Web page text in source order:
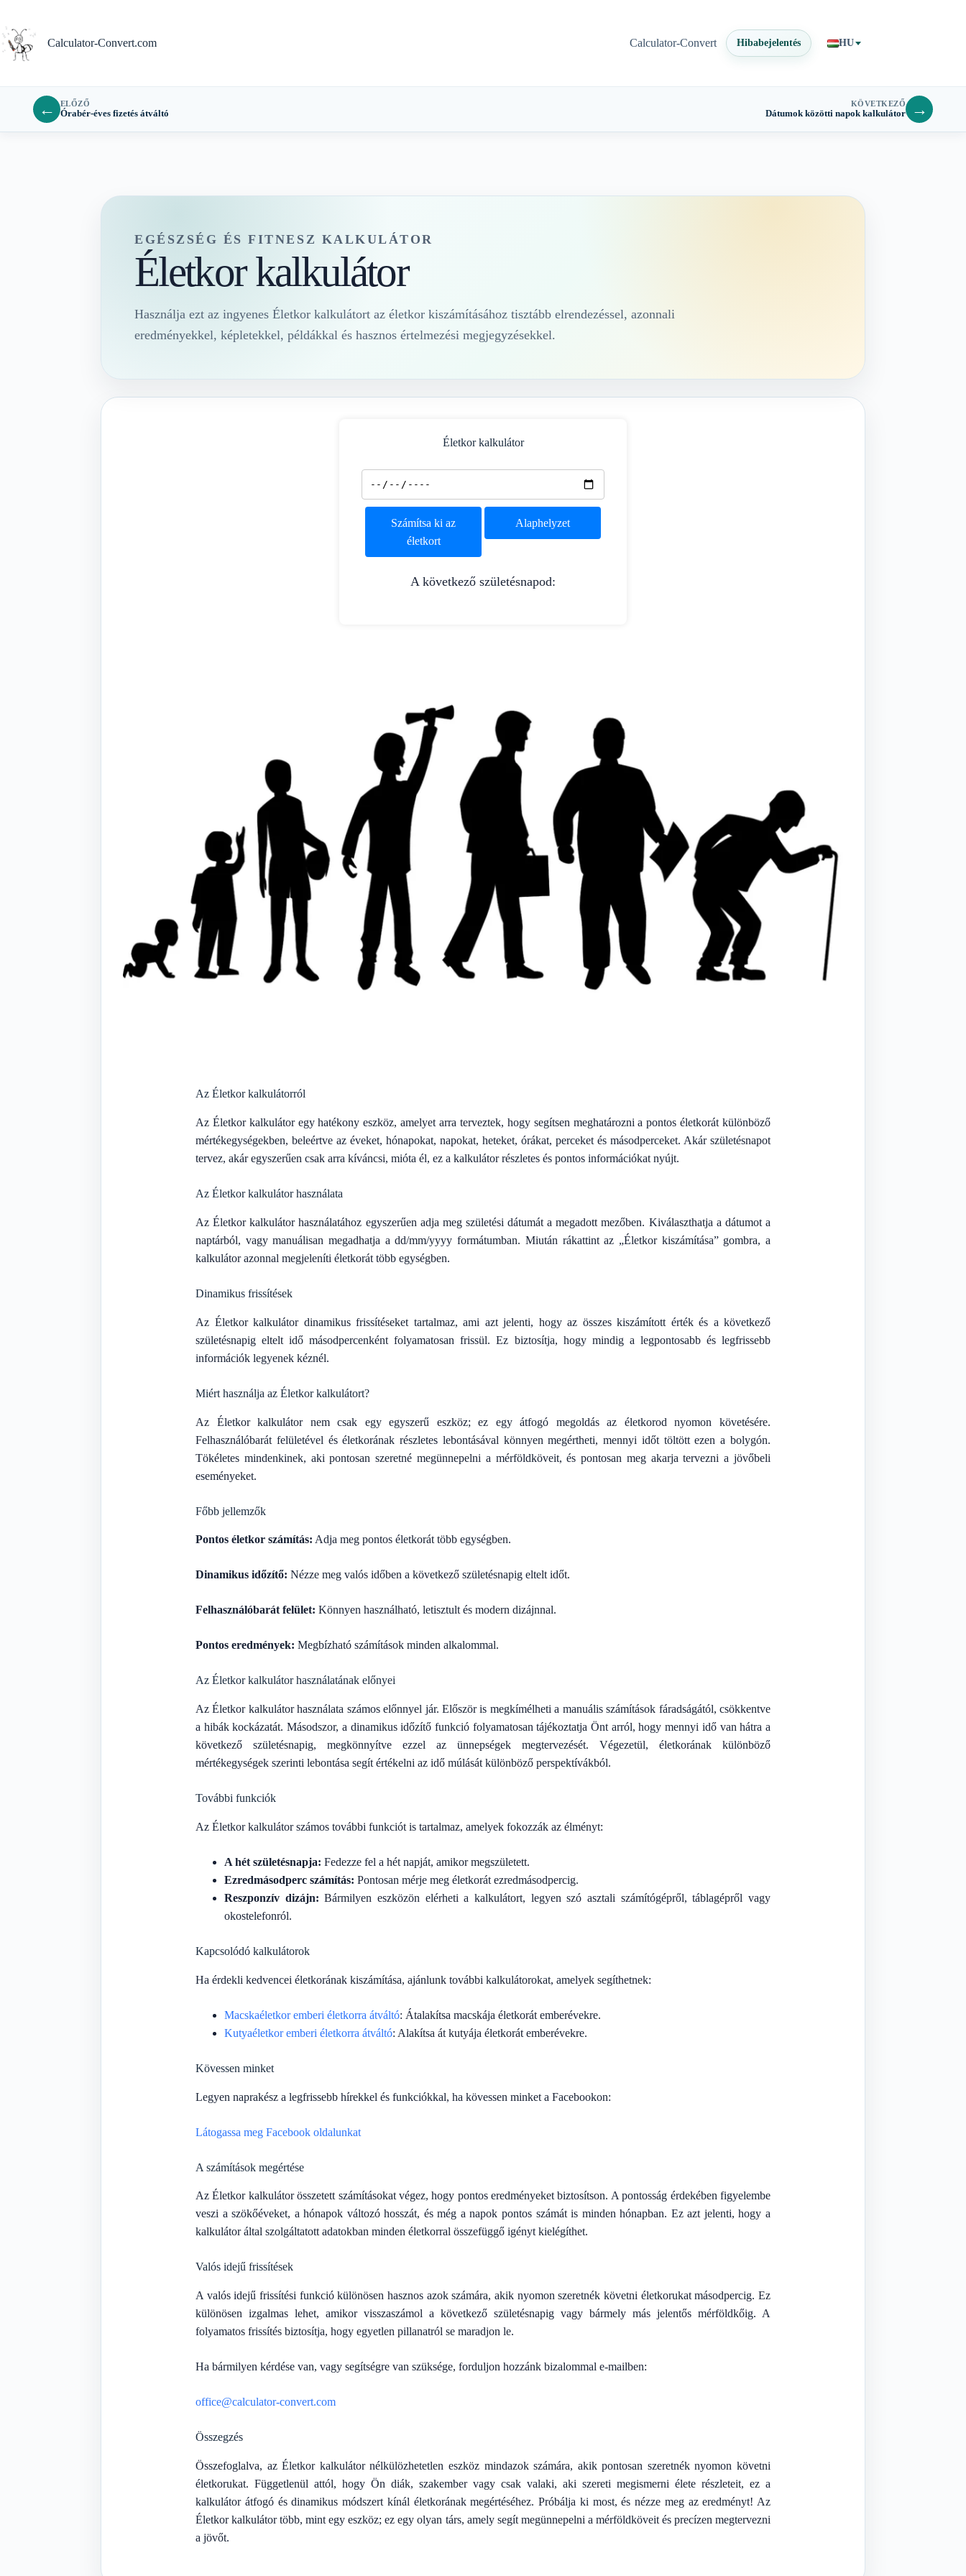
tartalomra
Calculator-Convert.com
Calculator-Convert Hibabejelentés HU
← ELŐZŐ
Órabér-éves fizetés átváltó
KÖVETKEZŐ
Dátumok közötti napok kalkulátor →
EGÉSZSÉG ÉS FITNESZ KALKULÁTOR
Életkor kalkulátor
Használja ezt az ingyenes Életkor kalkulátort az életkor kiszámításához tisztább elrendezéssel, azonnali
eredményekkel, képletekkel, példákkal és hasznos értelmezési megjegyzésekkel.
Életkor kalkulátor
Számítsa ki az
életkort
Alaphelyzet
A következő születésnapod:
Az Életkor kalkulátorról
Az Életkor kalkulátor egy hatékony eszköz, amelyet arra terveztek, hogy segítsen meghatározni a pontos életkorát különböző
mértékegységekben, beleértve az éveket, hónapokat, napokat, heteket, órákat, perceket és másodperceket. Akár születésnapot
tervez, akár egyszerűen csak arra kíváncsi, mióta él, ez a kalkulátor részletes és pontos információkat nyújt.
Az Életkor kalkulátor használata
Az Életkor kalkulátor használatához egyszerűen adja meg születési dátumát a megadott mezőben. Kiválaszthatja a dátumot a
naptárból, vagy manuálisan megadhatja a dd/mm/yyyy formátumban. Miután rákattint az „Életkor kiszámítása” gombra, a
kalkulátor azonnal megjeleníti életkorát több egységben.
Dinamikus frissítések
Az Életkor kalkulátor dinamikus frissítéseket tartalmaz, ami azt jelenti, hogy az összes kiszámított érték és a következő
születésnapig eltelt idő másodpercenként folyamatosan frissül. Ez biztosítja, hogy mindig a legpontosabb és legfrissebb
információk legyenek kéznél.
Miért használja az Életkor kalkulátort?
Az Életkor kalkulátor nem csak egy egyszerű eszköz; ez egy átfogó megoldás az életkorod nyomon követésére.
Felhasználóbarát felületével és életkorának részletes lebontásával könnyen megértheti, mennyi időt töltött ezen a bolygón.
Tökéletes mindenkinek, aki pontosan szeretné megünnepelni a mérföldköveit, és pontosan meg akarja tervezni a jövőbeli
eseményeket.
Főbb jellemzők
Pontos életkor számítás: Adja meg pontos életkorát több egységben.
Dinamikus időzítő: Nézze meg valós időben a következő születésnapig eltelt időt.
Felhasználóbarát felület: Könnyen használható, letisztult és modern dizájnnal.
Pontos eredmények: Megbízható számítások minden alkalommal.
Az Életkor kalkulátor használatának előnyei
Az Életkor kalkulátor használata számos előnnyel jár. Először is megkímélheti a manuális számítások fáradságától, csökkentve
a hibák kockázatát. Másodszor, a dinamikus időzítő funkció folyamatosan tájékoztatja Önt arról, hogy mennyi idő van hátra a
következő születésnapig, megkönnyítve ezzel az ünnepségek megtervezését. Végezetül, életkorának különböző
mértékegységek szerinti lebontása segít értékelni az idő múlását különböző perspektívákból.
További funkciók
Az Életkor kalkulátor számos további funkciót is tartalmaz, amelyek fokozzák az élményt:
A hét születésnapja: Fedezze fel a hét napját, amikor megszületett.
Ezredmásodperc számítás: Pontosan mérje meg életkorát ezredmásodpercig.
Reszponzív dizájn: Bármilyen eszközön elérheti a kalkulátort, legyen szó asztali számítógépről, táblagépről vagy
okostelefonról.
Kapcsolódó kalkulátorok
Ha érdekli kedvencei életkorának kiszámítása, ajánlunk további kalkulátorokat, amelyek segíthetnek:
Macskaéletkor emberi életkorra átváltó: Átalakítsa macskája életkorát emberévekre.
Kutyaéletkor emberi életkorra átváltó: Alakítsa át kutyája életkorát emberévekre.
Kövessen minket
Legyen naprakész a legfrissebb hírekkel és funkciókkal, ha kövessen minket a Facebookon:
Látogassa meg Facebook oldalunkat
A számítások megértése
Az Életkor kalkulátor összetett számításokat végez, hogy pontos eredményeket biztosítson. A pontosság érdekében figyelembe
veszi a szökőéveket, a hónapok változó hosszát, és még a napok pontos számát is minden hónapban. Ez azt jelenti, hogy a
kalkulátor által szolgáltatott adatokban minden életkorral összefüggő igényt kielégíthet.
Valós idejű frissítések
A valós idejű frissítési funkció különösen hasznos azok számára, akik nyomon szeretnék követni életkorukat másodpercig. Ez
különösen izgalmas lehet, amikor visszaszámol a következő születésnapig vagy bármely más jelentős mérföldkőig. A
folyamatos frissítés biztosítja, hogy egyetlen pillanatról se maradjon le.
Ha bármilyen kérdése van, vagy segítségre van szüksége, forduljon hozzánk bizalommal e-mailben:
office@calculator-convert.com
Összegzés
Összefoglalva, az Életkor kalkulátor nélkülözhetetlen eszköz mindazok számára, akik pontosan szeretnék nyomon követni
életkorukat. Függetlenül attól, hogy Ön diák, szakember vagy csak valaki, aki szereti megismerni élete részleteit, ez a
kalkulátor átfogó és dinamikus módszert kínál életkorának megértéséhez. Próbálja ki most, és nézze meg az eredményt! Az
Életkor kalkulátor több, mint egy eszköz; ez egy olyan társ, amely segít megünnepelni a mérföldköveit és precízen megtervezni
a jövőt.